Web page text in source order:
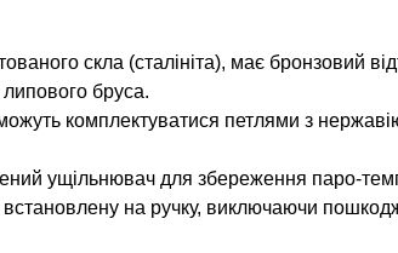
скла (сталініта), має бронзовий
бруса.
комплектуватися петлями з
ущільнювач для збереження паро-
встановлену на ручку, виключаючи